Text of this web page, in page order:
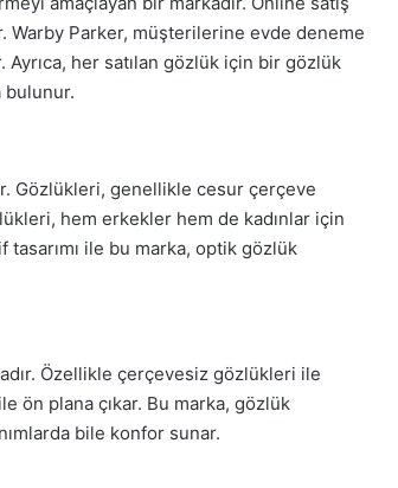
Warby Parker, müşterilerine evde deneme
Ayrıca, her satılan gözlük için bir gözlük
bulunur.
Gözlükleri, genellikle cesur çerçeve
hem erkekler hem de kadınlar için
ile bu marka, optik gözlük
Özellikle çerçevesiz gözlükleri ile
ön plana çıkar. Bu marka, gözlük
bile konfor sunar.